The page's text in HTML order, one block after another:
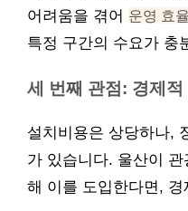
어려움을 겪어 운영 효
특정 구간의 수요가 충
세 번째 관점: 경제적
설치비용은 상당하나,
가 있습니다. 울산이
해 이를 도입한다면,